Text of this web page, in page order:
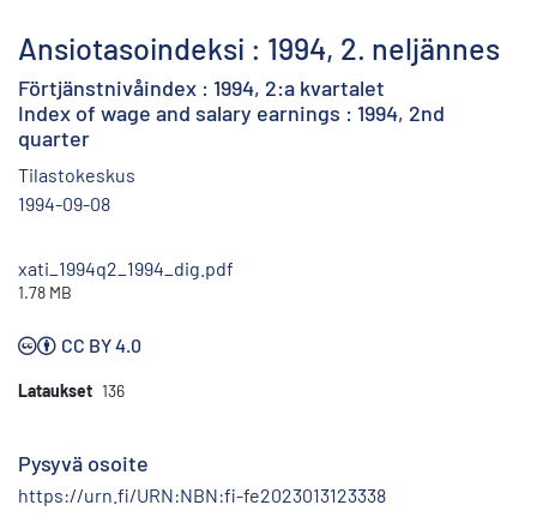
Ansiotasoindeksi : 1994, 2. neljännes
Förtjänstnivåindex : 1994, 2:a kvartalet
Index of wage and salary earnings : 1994, 2nd
quarter
Tilastokeskus
1994-09-08
xati_1994q2_1994_dig.pdf
1.78 MB
CC BY 4.0
Lataukset 136
Pysyvä osoite
https://urn.fi/URN:NBN:fi-fe2023013123338